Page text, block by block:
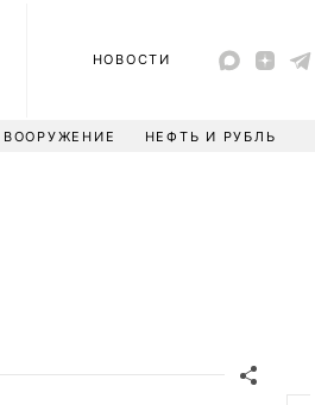
НОВОСТИ
НЕФТЬ И РУБЛЬ